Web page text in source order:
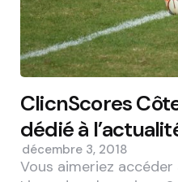
ClicnScores
dédié à
décembre 3, 2018
Vous aimeriez